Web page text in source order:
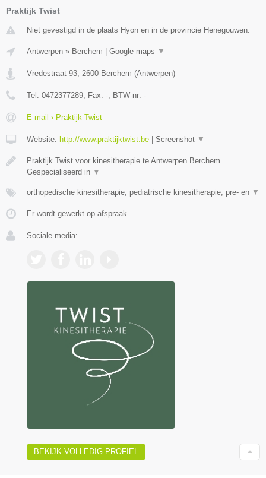
Praktijk Twist
Niet gevestigd in de plaats Hyon en in de provincie Henegouwen.
Antwerpen » Berchem | Google maps ▼
Vredestraat 93 2600 Berchem (Antwerpen)
Tel: 0472377289 , Fax: - , BTW-nr: -
E-mail › Praktijk Twist
Website: http://www.praktijktwist.be | Screenshot ▼
Praktijk Twist voor kinesitherapie te Antwerpen Berchem.
Gespecialiseerd in ▼
orthopedische kinesitherapie, pediatrische kinesitherapie, pre- en ▼
Er wordt gewerkt op afspraak.
Sociale media:
BEKIJK VOLLEDIG PROFIEL